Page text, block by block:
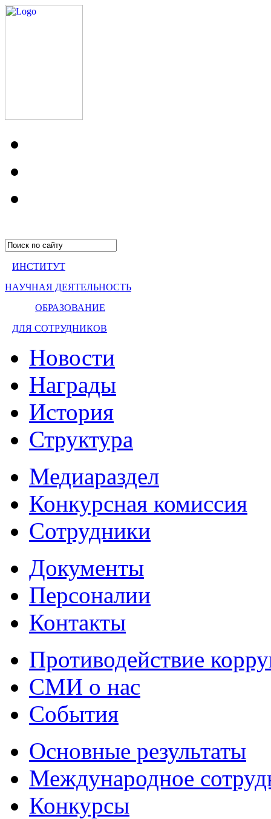
ИНСТИТУТ
НАУЧНАЯ ДЕЯТЕЛЬНОСТЬ
ОБРАЗОВАНИЕ
ДЛЯ СОТРУДНИКОВ
Новости
Награды
История
Структура
Медиараздел
Конкурсная комиссия
Сотрудники
Документы
Персоналии
Контакты
Противодействие
СМИ о нас
События
Основные результаты
Международное
Конкурсы